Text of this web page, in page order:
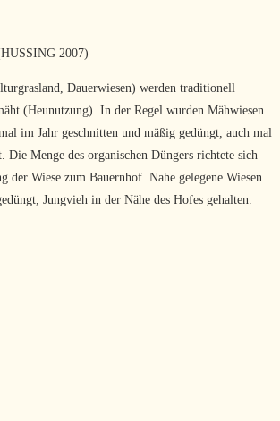
2007)
Dauerwiesen) werden traditionell
(Heunutzung). In der Regel wurden Mähwiesen
im Jahr geschnitten und mäßig gedüngt, auch mal
Die Menge des organischen Düngers richtete sich
der Wiese zum Bauernhof. Nahe gelegene Wiesen
Jungvieh in der Nähe des Hofes gehalten.